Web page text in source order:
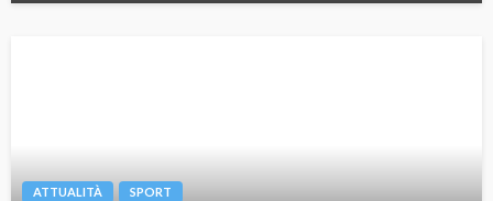
ATTUALITÀ SPORT